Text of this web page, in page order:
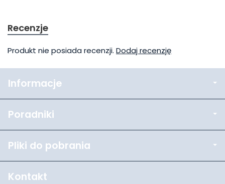
Recenzje
Produkt nie posiada recenzji. Dodaj recenzję
Informacje
Poradniki
Pliki do pobrania
Kontakt